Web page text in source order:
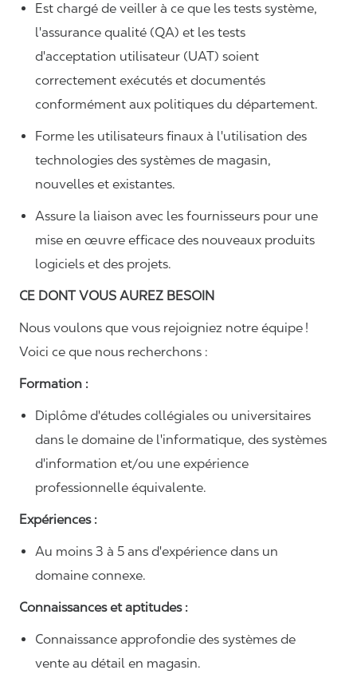
Est chargé de veiller à ce que les tests système,
l'assurance qualité (QA) et les tests
d'acceptation utilisateur (UAT) soient
correctement exécutés et documentés
conformément aux politiques du département.
Forme les utilisateurs finaux à l'utilisation des
technologies des systèmes de magasin,
nouvelles et existantes.
Assure la liaison avec les fournisseurs pour une
mise en œuvre efficace des nouveaux produits
logiciels et des projets.
CE DONT VOUS AUREZ BESOIN
Nous voulons que vous rejoigniez notre équipe !
Voici ce que nous recherchons :
Formation :
Diplôme d'études collégiales ou universitaires
dans le domaine de l'informatique, des systèmes
d'information et/ou une expérience
professionnelle équivalente.
Expériences :
Au moins 3 à 5 ans d'expérience dans un
domaine connexe.
Connaissances et aptitudes :
Connaissance approfondie des systèmes de
vente au détail en magasin.